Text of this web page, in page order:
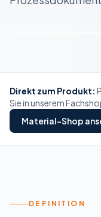
Direkt zum Produkt:
Sie in unserem
Material-Shop
DEFINITION